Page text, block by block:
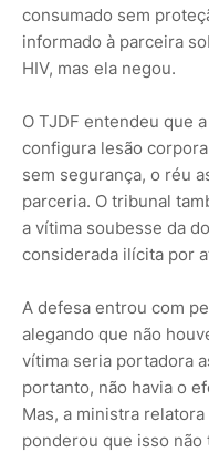
consumado sem
informado à parceira
HIV, mas ela negou.
O TJDF entendeu que
configura lesão
sem segurança, o réu
parceria. O tribunal
a vítima soubesse da
considerada ilícita por
A defesa entrou com
alegando que não
vítima seria portadora
portanto, não havia o
Mas, a ministra
ponderou que isso não